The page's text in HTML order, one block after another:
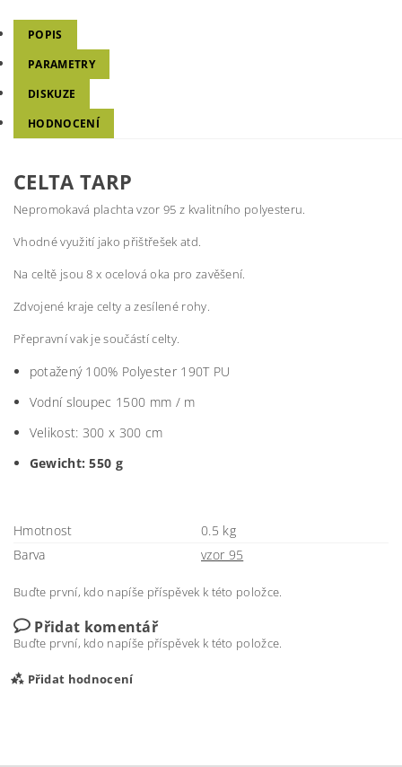
POPIS
PARAMETRY
DISKUZE
HODNOCENÍ
CELTA TARP
Nepromokavá plachta vzor 95 z kvalitního polyesteru.
Vhodné využití jako přištřešek atd.
Na celtě jsou 8 x ocelová oka pro zavěšení.
Zdvojené kraje celty a zesílené rohy.
Přepravní vak je součástí celty.
potažený 100% Polyester 190T PU
Vodní sloupec 1500 mm / m
Velikost: 300 x 300 cm
Gewicht: 550 g
Hmotnost
0.5 kg
Barva
vzor 95
Buďte první, kdo napíše příspěvek k této položce.
Přidat komentář
Buďte první, kdo napíše příspěvek k této položce.
Přidat hodnocení